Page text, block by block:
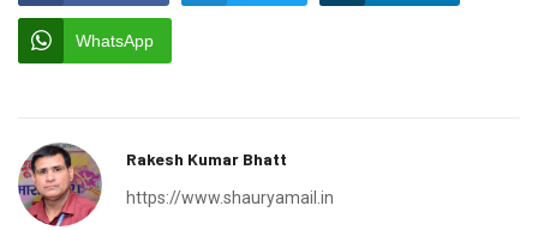
WhatsApp
Rakesh Kumar Bhatt
https://www.shauryamail.in